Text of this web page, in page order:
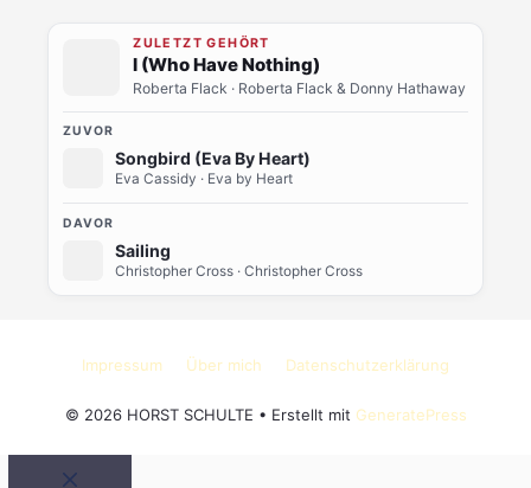
ZULETZT GEHÖRT
I (Who Have Nothing)
Roberta Flack · Roberta Flack & Donny Hathaway
ZUVOR
Songbird (Eva By Heart)
Eva Cassidy · Eva by Heart
DAVOR
Sailing
Christopher Cross · Christopher Cross
Impressum Über mich Datenschutzerklärung
© 2026 HORST SCHULTE • Erstellt mit GeneratePress